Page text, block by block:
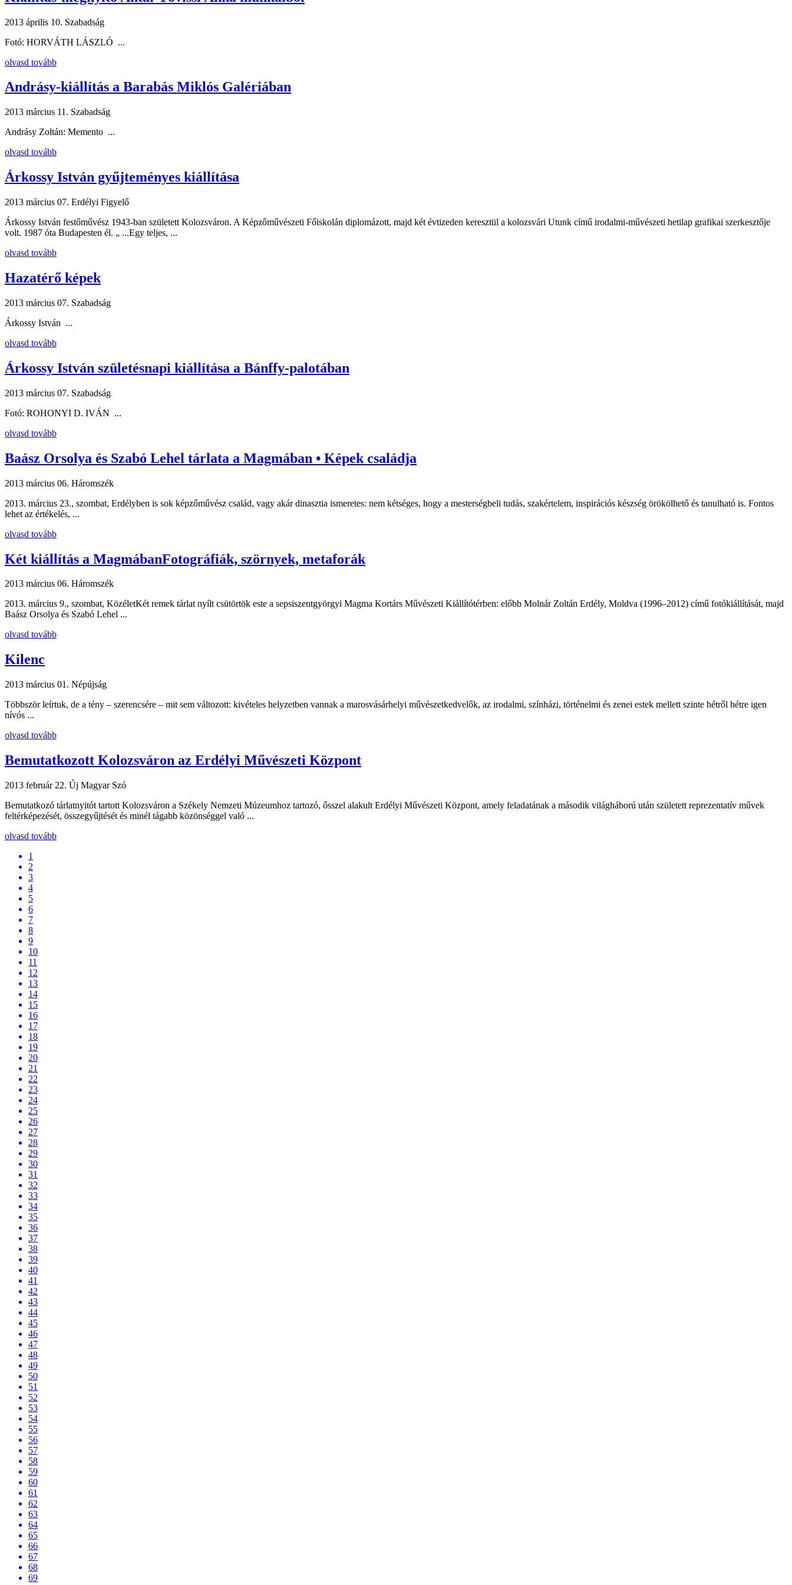
2013 április 10. Szabadság
Fotó: HORVÁTH LÁSZLÓ ...
olvasd tovább
Andrásy-kiállítás a Barabás Miklós Galériában
2013 március 11. Szabadság
Andrásy Zoltán: Memento ...
olvasd tovább
Árkossy István gyűjteményes kiállítása
2013 március 07. Erdélyi Figyelő
Árkossy István festőművész 1943-ban született Kolozsváron. A Képzőművészeti Főiskolán diplomázott, majd két évtizeden keresztül a kolozsvári Utunk című irodalmi-művészeti hetilap grafikai szerkesztője
volt. 1987 óta Budapesten él. „ ...Egy teljes, ...
olvasd tovább
Hazatérő képek
2013 március 07. Szabadság
Árkossy István ...
olvasd tovább
Árkossy István születésnapi kiállítása a Bánffy-palotában
2013 március 07. Szabadság
Fotó: ROHONYI D. IVÁN ...
olvasd tovább
Baász Orsolya és Szabó Lehel tárlata a Magmában • Képek családja
2013 március 06. Háromszék
2013. március 23., szombat, Erdélyben is sok képzőművész család, vagy akár dinasztia ismeretes: nem kétséges, hogy a mesterségbeli tudás, szakértelem, inspirációs készség örökölhető és tanulható is. Fontos
lehet az értékelés, ...
olvasd tovább
Két kiállítás a MagmábanFotográfiák, szörnyek, metaforák
2013 március 06. Háromszék
2013. március 9., szombat, KözéletKét remek tárlat nyílt csütörtök este a sepsiszentgyörgyi Magma Kortárs Művészeti Kiállítótérben: előbb Molnár Zoltán Erdély, Moldva (1996–2012) című fotókiállítását, majd
Baász Orsolya és Szabó Lehel ...
olvasd tovább
Kilenc
2013 március 01. Népújság
Többször leírtuk, de a tény – szerencsére – mit sem változott: kivételes helyzetben vannak a marosvásárhelyi művészetkedvelők, az irodalmi, színházi, történelmi és zenei estek mellett szinte hétről hétre igen
nívós ...
olvasd tovább
Bemutatkozott Kolozsváron az Erdélyi Művészeti Központ
2013 február 22. Új Magyar Szó
Bemutatkozó tárlatnyitót tartott Kolozsváron a Székely Nemzeti Múzeumhoz tartozó, ősszel alakult Erdélyi Művészeti Központ, amely feladatának a második világháború után született reprezentatív művek
feltérképezését, összegyűjtését és minél tágabb közönséggel való ...
olvasd tovább
1
2
3
4
5
6
7
8
9
10
11
12
13
14
15
16
17
18
19
20
21
22
23
24
25
26
27
28
29
30
31
32
33
34
35
36
37
38
39
40
41
42
43
44
45
46
47
48
49
50
51
52
53
54
55
56
57
58
59
60
61
62
63
64
65
66
67
68
69